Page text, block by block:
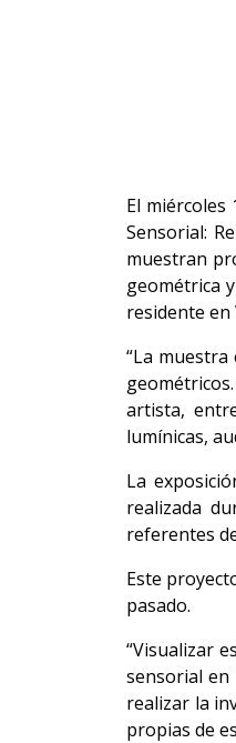
El miércoles
Sensorial:
muestran
geométrica
residente en
“La
artista,
lumínicas,
La
realizada
referentes
Este
pasado.
“Visualizar
sensorial en
realizar la
propias de